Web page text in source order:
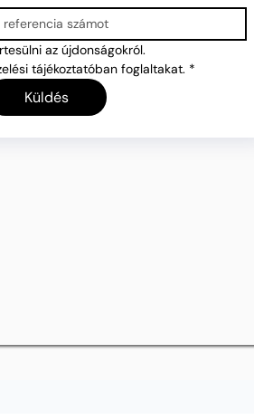
az újdonságokról.
tájékoztatóban foglaltakat. *
Küldés